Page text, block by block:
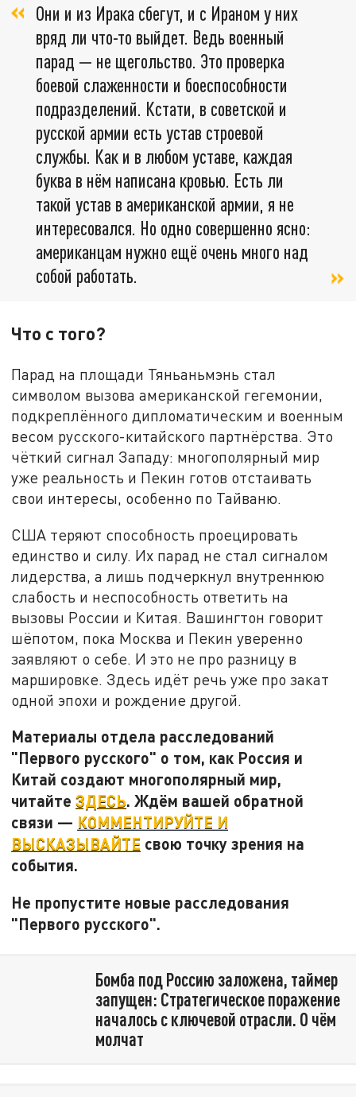
Они и из Ирака сбегут, и с Ираном у них
вряд ли что-то выйдет. Ведь военный
парад — не щегольство. Это проверка
боевой слаженности и боеспособности
подразделений. Кстати, в советской и
русской армии есть устав строевой
службы. Как и в любом уставе, каждая
буква в нём написана кровью. Есть ли
такой устав в американской армии, я не
интересовался. Но одно совершенно ясно:
американцам нужно ещё очень много над
собой работать.
Что с того?
Парад на площади Тяньаньмэнь стал
символом вызова американской гегемонии,
подкреплённого дипломатическим и военным
весом русского-китайского партнёрства. Это
чёткий сигнал Западу: многополярный мир
уже реальность и Пекин готов отстаивать
свои интересы, особенно по Тайваню.
США теряют способность проецировать
единство и силу. Их парад не стал сигналом
лидерства, а лишь подчеркнул внутреннюю
слабость и неспособность ответить на
вызовы России и Китая. Вашингтон говорит
шёпотом, пока Москва и Пекин уверенно
заявляют о себе. И это не про разницу в
маршировке. Здесь идёт речь уже про закат
одной эпохи и рождение другой.
Материалы отдела расследований
"Первого русского" о том, как Россия и
Китай создают многополярный мир,
читайтеЗДЕСЬ. Ждём вашей обратной
связи — КОММЕНТИРУЙТЕ И
ВЫСКАЗЫВАЙТЕ свою точку зрения на
события.
Не пропустите новые расследования
"Первого русского".
Бомба под Россию заложена, таймер
запущен: Стратегическое поражение
началось с ключевой отрасли. О чём
молчат